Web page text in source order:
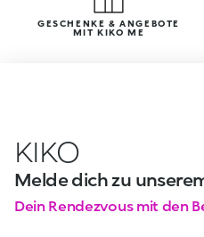
GESCHENKE & ANGEBOTE
MIT KIKO ME
KIKO
Melde dich zu
Dein Rendezvous mit den